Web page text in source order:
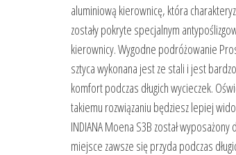
aluminiową kierownicę, która
zostały pokryte specjalnym
kierownicy. Wygodne podróżowanie
sztyca wykonana jest ze stali i jest
komfort podczas długich wycieczek.
takiemu rozwiązaniu będziesz lepiej
INDIANA Moena S3B został
miejsce zawsze się przyda podczas